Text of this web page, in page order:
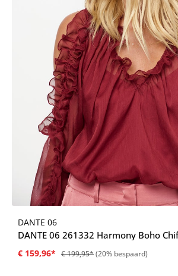
DANTE 06
DANTE 06 261332 Harmony Boho
€ 159,96* € 199,95*(20% bespaard)